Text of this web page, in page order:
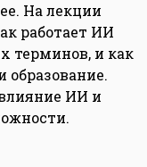
На лекции
работает ИИ
терминов, и как
ИИ и